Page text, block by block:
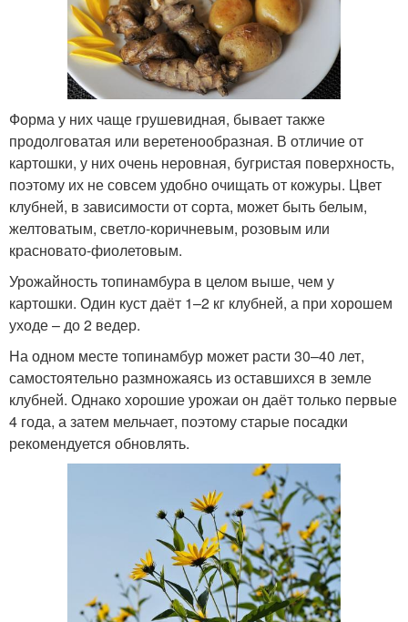
Форма у них чаще грушевидная, бывает также
продолговатая или веретенообразная. В отличие от
картошки, у них очень неровная, бугристая поверхность,
поэтому их не совсем удобно очищать от кожуры. Цвет
клубней, в зависимости от сорта, может быть белым,
желтоватым, светло-коричневым, розовым или
красновато-фиолетовым.
Урожайность топинамбура в целом выше, чем у
картошки. Один куст даёт 1–2 кг клубней, а при хорошем
уходе – до 2 ведер.
На одном месте топинамбур может расти 30–40 лет,
самостоятельно размножаясь из оставшихся в земле
клубней. Однако хорошие урожаи он даёт только первые
4 года, а затем мельчает, поэтому старые посадки
рекомендуется обновлять.